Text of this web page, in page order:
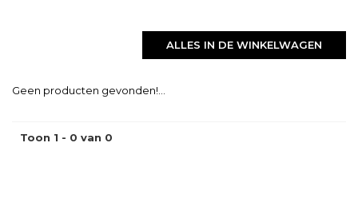
ALLES IN DE WINKELWAGEN
Geen producten gevonden!...
Toon 1 - 0 van 0